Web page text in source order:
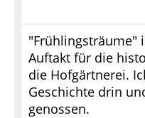
"Frühlingsträume"
Auftakt für die
die Hofgärtnerei.
Geschichte drin
genossen.